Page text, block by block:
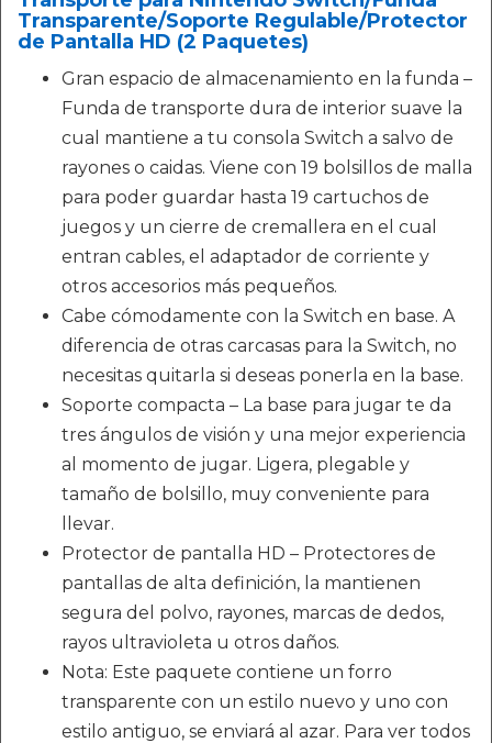
Transparente/Soporte Regulable/Protector
de Pantalla HD (2 Paquetes)
Gran espacio de almacenamiento en la funda –
Funda de transporte dura de interior suave la
cual mantiene a tu consola Switch a salvo de
rayones o caidas. Viene con 19 bolsillos de malla
para poder guardar hasta 19 cartuchos de
juegos y un cierre de cremallera en el cual
entran cables, el adaptador de corriente y
otros accesorios más pequeños.
Cabe cómodamente con la Switch en base. A
diferencia de otras carcasas para la Switch, no
necesitas quitarla si deseas ponerla en la base.
Soporte compacta – La base para jugar te da
tres ángulos de visión y una mejor experiencia
al momento de jugar. Ligera, plegable y
tamaño de bolsillo, muy conveniente para
llevar.
Protector de pantalla HD – Protectores de
pantallas de alta definición, la mantienen
segura del polvo, rayones, marcas de dedos,
rayos ultravioleta u otros daños.
Nota: Este paquete contiene un forro
transparente con un estilo nuevo y uno con
estilo antiguo, se enviará al azar. Para ver todos